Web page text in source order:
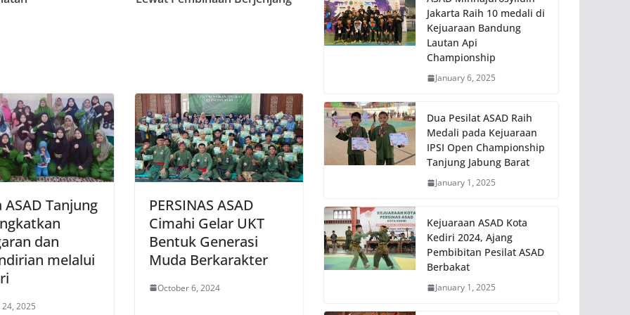
ASAD Tanjung
dan
melalui
2025
PERSINAS ASAD
Cimahi Gelar UKT
Bentuk Generasi
Muda Berkarakter
October 6, 2024
Jakarta Raih 10 medali di
Kejuaraan Bandung
Lautan Api
Championship
January 6, 2025
Dua Pesilat ASAD Raih
Medali pada Kejuaraan
IPSI Open Championship
Tanjung Jabung Barat
January 1, 2025
Kejuaraan ASAD Kota
Kediri 2024, Ajang
Pembibitan Pesilat ASAD
Berbakat
January 1, 2025